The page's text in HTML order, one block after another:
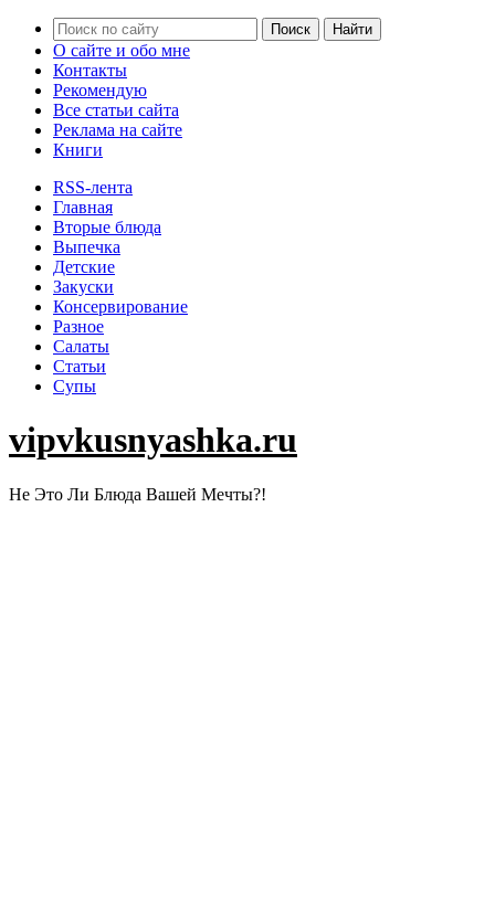
О сайте и обо мне
Контакты
Рекомендую
Все статьи сайта
Реклама на сайте
Книги
RSS-лента
Главная
Вторые блюда
Выпечка
Детские
Закуски
Консервирование
Разное
Салаты
Статьи
Супы
vipvkusnyashka.ru
Не Это Ли Блюда Вашей Мечты?!